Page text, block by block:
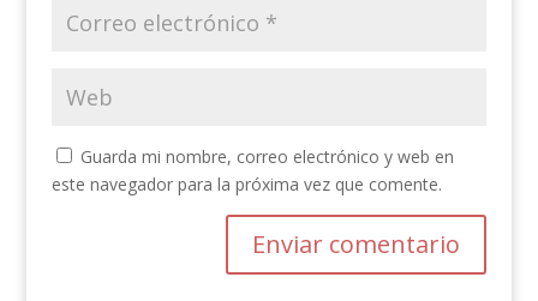
Guarda mi nombre, correo electrónico y web en
este navegador para la próxima vez que comente.